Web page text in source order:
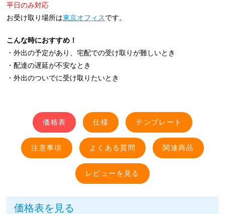
平日のみ対応
お受け取り場所は東京オフィスです。
こんな時におすすめ！
・外出の予定があり、宅配での受け取りが難しいとき
・配達の遅延が不安なとき
・外出のついでに受け取りたいとき
価格表 仕様 テンプレート
注意事項 よくある質問 関連商品
価格表を見る